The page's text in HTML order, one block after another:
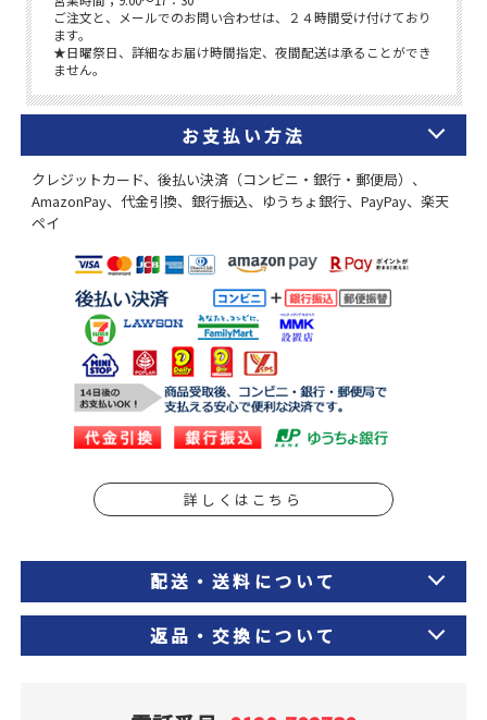
お支払い方法
クレジットカード、後払い決済（コンビニ・銀行・郵便局）、
AmazonPay、代金引換、銀行振込、ゆうちょ銀行、PayPay、楽天
ペイ
詳しくはこちら
配送・送料について
返品・交換について